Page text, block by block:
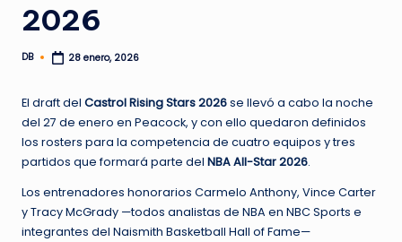
2026
Publicado
DB 28 enero, 2026
El draft del Castrol Rising Stars 2026se llevó a cabo la noche
del 27 de enero en Peacock, y con ello quedaron definidos
los rosters para la competencia de cuatro equipos y tres
partidos que formará parte del NBA All-Star 2026.
Los entrenadores honorarios Carmelo Anthony, Vince Carter
y Tracy McGrady —todos analistas de NBA en NBC Sports e
integrantes del Naismith Basketball Hall of Fame—